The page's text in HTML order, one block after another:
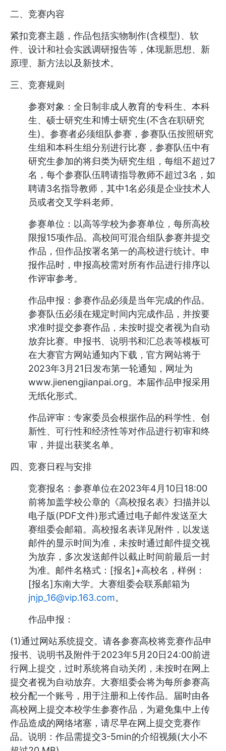
二、竞赛内容
紧扣竞赛主题，作品包括实物制作(含模型)、软
件、设计和社会实践调研报告等，体现新思想、新
原理、新方法以及新技术。
三、竞赛规则
参赛对象：全日制非成人教育的专科生、本科
生、硕士研究生和博士研究生(不含在职研究
生)。参赛者必须组队参赛，参赛队伍按照研究
生组和本科生组分别进行比赛，参赛队伍中有
研究生参加的将归类为研究生组，每组不超过7
名，每个参赛队伍聘请指导教师不超过3名，如
聘请3名指导教师，其中1名必须是企业技术人
员或者交叉学科老师。
参赛单位：以高等学校为参赛单位，每所高校
限报15项作品。高校间可混合组队参赛并提交
作品，但作品按署名第一的高校进行统计。申
报作品时，申报高校需对所有作品进行排序以
作评审参考。
作品申报：参赛作品必须是当年完成的作品。
参赛队伍必须在规定时间内完成作品，并按要
求准时提交参赛作品，未按时提交者视为自动
放弃比赛。申报书、说明书和汇总表等模板可
在大赛官方网站通知内下载，官方网站将于
2023年3月21日发布第一轮通知，网址为
www.jienengjianpai.org。本届作品申报采用
无纸化形式。
作品评审：专家委员会根据作品的科学性、创
新性、可行性和经济性等对作品进行初审和终
审，并提出获奖名单。
四、竞赛日程与安排
竞赛报名：参赛单位在2023年4月10日18:00
前将加盖学校公章的《高校报名表》扫描并以
电子版(PDF文件)形式通过电子邮件发送至大
赛组委会邮箱。高校报名表详见附件，以发送
邮件的显示时间为准，未按时通过邮件提交视
为放弃，多次发送邮件以截止时间前最后一封
为准。邮件名格式：[报名]+高校名，样例：
[报名]东南大学。大赛组委会联系邮箱为
jnjp_16@vip.163.com。
作品申报：
(1)通过网站系统提交。请各参赛高校将竞赛作品申
报书、说明书及附件于2023年5月20日24:00前进
行网上提交，过时系统将自动关闭，未按时在网上
提交者视为自动放弃。大赛组委会将为每所参赛高
校分配一个账号，用于注册和上传作品。届时由各
高校网上提交本校学生参赛作品，为避免集中上传
作品造成的网络堵塞，请尽早在网上提交竞赛作
品。说明：作品需提交3-5min的介绍视频(大小不